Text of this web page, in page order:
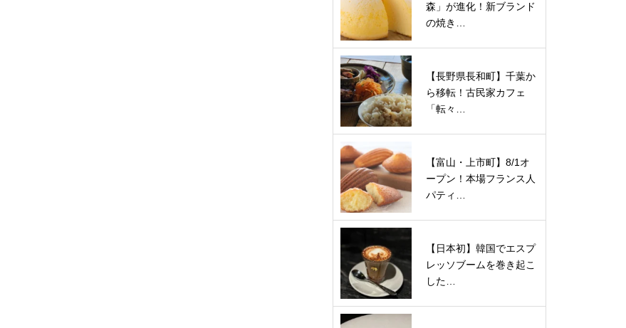
森」が進化！新ブランド
の焼き…
【長野県長和町】千葉か
ら移転！古民家カフェ
「転々…
【富山・上市町】8/1オ
ープン！本場フランス人
パティ…
【日本初】韓国でエスプ
レッソブームを巻き起こ
した…